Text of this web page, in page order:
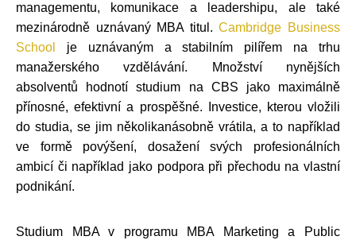
managementu, komunikace a leadershipu, ale také
mezinárodně uznávaný MBA titul.Cambridge Business
School
je uznávaným a stabilním pilířem na trhu
manažerského vzdělávání. Množství nynějších
absolventů hodnotí studium na CBS jako maximálně
přínosné, efektivní a prospěšné. Investice, kterou vložili
do studia, se jim několikanásobně vrátila, a to například
ve formě povýšení, dosažení svých profesionálních
ambicí či například jako podpora při přechodu na vlastní
podnikání.
Studium MBA v programu MBA Marketing a Public